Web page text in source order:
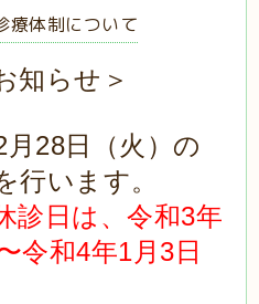
体制について
知らせ＞
月28日（火）の
行います。
診日は、令和3年
令和4年1月3日